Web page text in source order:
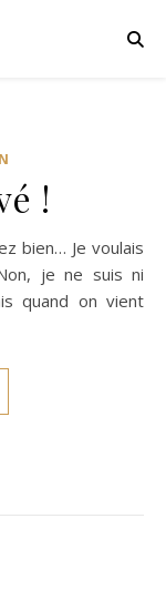
!
je ne suis ni
quand on vient